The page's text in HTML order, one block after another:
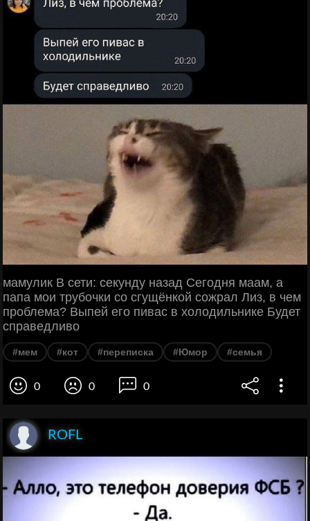
мамулик В сети: секунду назад Сегодня маам, а
папа мои трубочки со сгущёнкой сожрал Лиз, в чем
проблема? Выпей его пивас в холодильнике Будет
справедливо
#мем #кот #переписка #Юмор #семья
0 0 0
ROFL